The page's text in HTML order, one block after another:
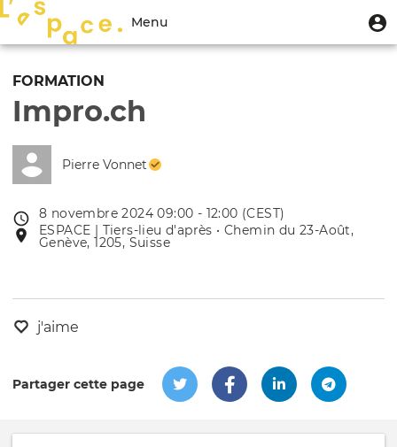
contenu
Menu
du
compte
de
l'utilisateur
Menu
Toggle
FORMATION
Impro.ch
Pierre Vonnet
Date
de
l'évênement
8 novembre 2024 09:00 - 12:00 (CEST)
Lieu
de
ESPACE | Tiers-lieu d'après • Chemin du 23-Août,
Genève, 1205, Suisse
j'aime
Partager cette page